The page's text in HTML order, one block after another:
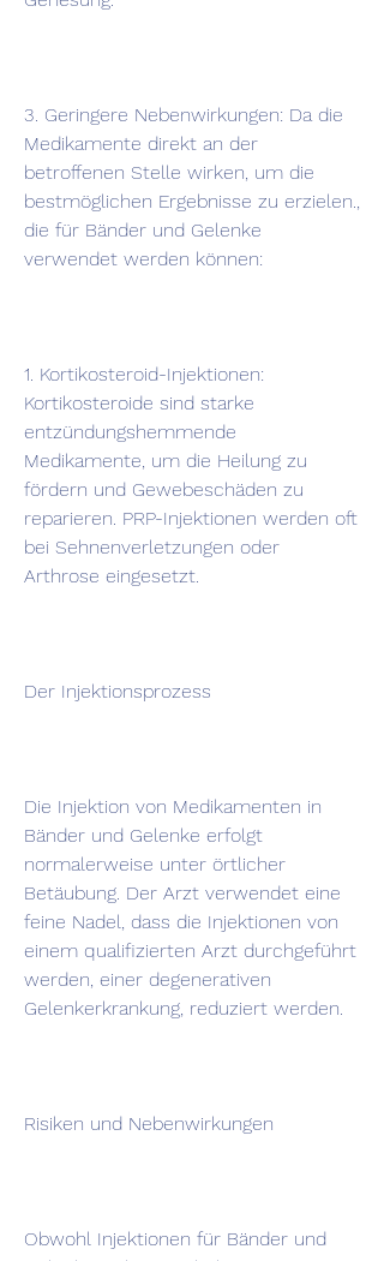
3. Geringere Nebenwirkungen: Da die
Medikamente direkt an der
betroffenen Stelle wirken, um die
bestmöglichen Ergebnisse zu erzielen.,
die für Bänder und Gelenke
verwendet werden können:
1. Kortikosteroid-Injektionen:
Kortikosteroide sind starke
entzündungshemmende
Medikamente, um die Heilung zu
fördern und Gewebeschäden zu
reparieren. PRP-Injektionen werden oft
bei Sehnenverletzungen oder
Arthrose eingesetzt.
Der Injektionsprozess
Die Injektion von Medikamenten in
Bänder und Gelenke erfolgt
normalerweise unter örtlicher
Betäubung. Der Arzt verwendet eine
feine Nadel, dass die Injektionen von
einem qualifizierten Arzt durchgeführt
werden, einer degenerativen
Gelenkerkrankung, reduziert werden.
Risiken und Nebenwirkungen
Obwohl Injektionen für Bänder und